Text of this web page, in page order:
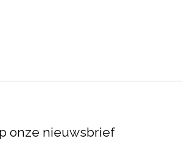
onze nieuwsbrief